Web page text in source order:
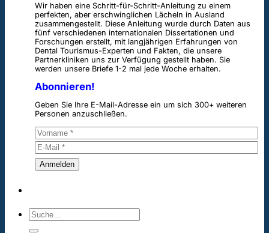
Wir haben eine Schritt-für-Schritt-Anleitung zu einem
perfekten, aber erschwinglichen Lächeln in Ausland
zusammengestellt. Diese Anleitung wurde durch Daten aus
fünf verschiedenen internationalen Dissertationen und
Forschungen erstellt, mit langjährigen Erfahrungen von
Dental Tourismus-Experten und Fakten, die unsere
Partnerkliniken uns zur Verfügung gestellt haben. Sie
werden unsere Briefe 1-2 mal jede Woche erhalten.
Abonnieren!
Geben Sie Ihre E-Mail-Adresse ein um sich 300+ weiteren
Personen anzuschließen.